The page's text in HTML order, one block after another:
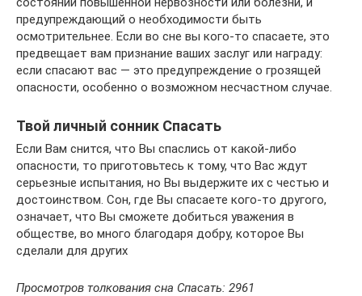
предупреждающий о необходимости быть
осмотрительнее. Если во сне вы кого-то спасаете, это
предвещает вам признание ваших заслуг или награду:
если спасают вас — это предупреждение о грозящей
опасности, особенно о возможном несчастном случае.
Твой личный сонник Спасать
Если Вам снится, что Вы спаслись от какой-либо
опасности, то приготовьтесь к тому, что Вас ждут
серьезные испытания, но Вы выдержите их с честью и
достоинством. Сон, где Вы спасаете кого-то другого,
означает, что Вы сможете добиться уважения в
обществе, во много благодаря добру, которое Вы
сделали для других
Просмотров толкования сна Спасать: 2961